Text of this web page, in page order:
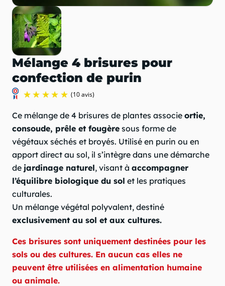
Mélange 4 brisures pour
confection de purin
Ce mélange de 4 brisures de plantes associe ortie,
consoude, prêle et fougère sous forme de
végétaux séchés et broyés. Utilisé en purin ou en
apport direct au sol, il s’intègre dans une démarche
de jardinage naturel, visant à accompagner
l’équilibre biologique du sol et les pratiques
culturales.
Un mélange végétal polyvalent, destiné
exclusivement au sol et aux cultures.
Ces brisures sont uniquement destinées pour les
sols ou des cultures. En aucun cas elles ne
peuvent être utilisées en alimentation humaine
ou animale.